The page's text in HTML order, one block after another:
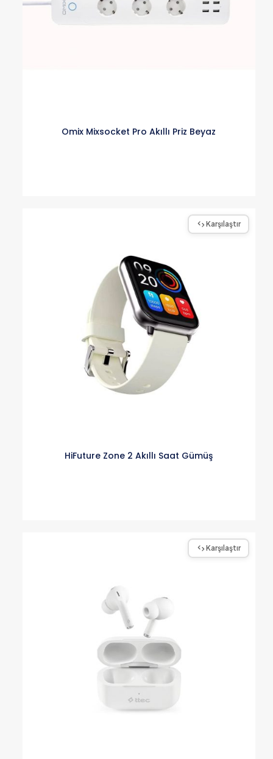
Omix Mixsocket Pro Akıllı Priz Beyaz
Karşılaştır
HiFuture Zone 2 Akıllı Saat Gümüş
Karşılaştır